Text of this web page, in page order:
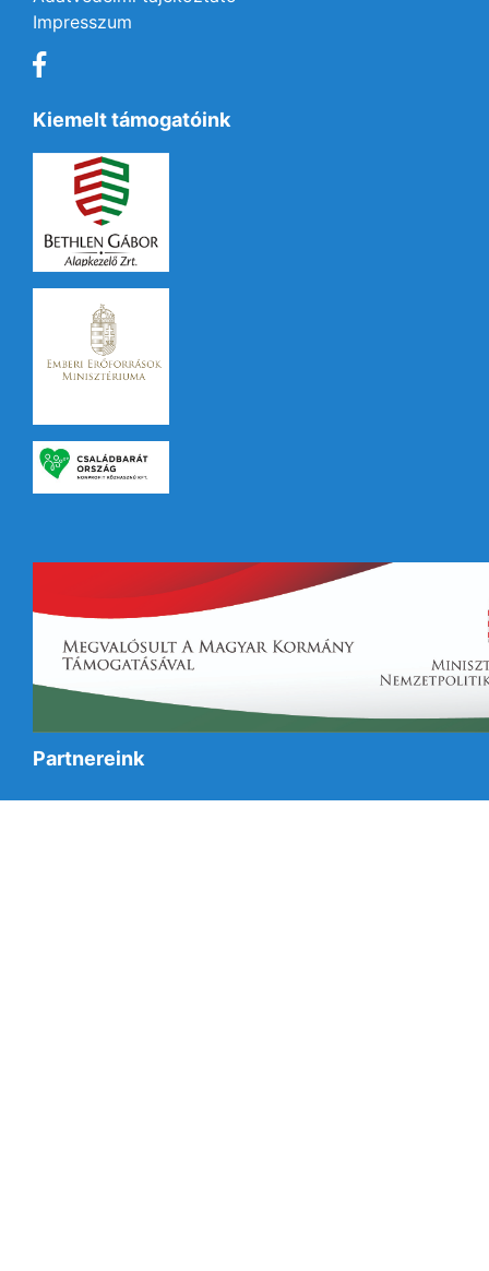
Impresszum
Kiemelt támogatóink
Partnereink